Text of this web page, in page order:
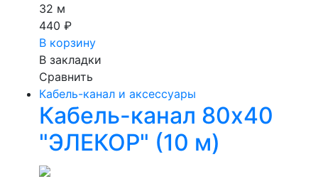
32 м
440 ₽
В корзину
В закладки
Сравнить
Кабель-канал и аксессуары
Кабель-канал 80х40
"ЭЛЕКОР" (10 м)